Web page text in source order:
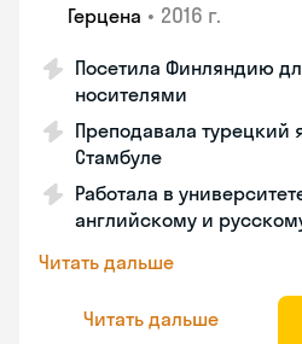
Герцена • 2016 г.
Посетила Финляндию
носителями
Преподавала турецкий
Стамбуле
Работала в
английскому и
Читать дальше
Читать дальше